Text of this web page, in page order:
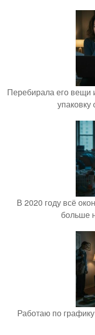
Перебирала его вещи
упаковку
В 2020 году всё
больше
Работаю по